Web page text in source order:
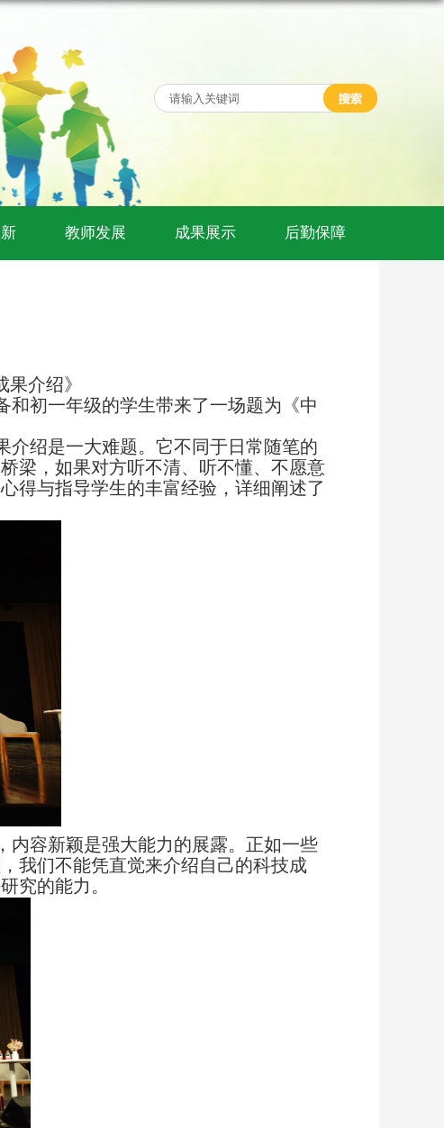
教师发展 成果展示 后勤保障
介绍》
和初一年级的学生带来了一场题为《中
介绍是一大难题。它不同于日常随笔的
梁，如果对方听不清、听不懂、不愿意
得与指导学生的丰富经验，详细阐述了
容新颖是强大能力的展露。正如一些
我们不能凭直觉来介绍自己的科技成
究的能力。